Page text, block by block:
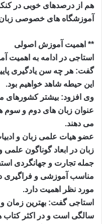
هم از درصدهای خوبی در
آموزشگاه های خصوصی زبان
** اهمیت آموزش اصولی
استاجی در ادامه به اهمیت
گفت: هر چه سن یادگیری
این حیطه شاهد خواهیم بود.
وی افزود: بیشتر کشورهای
عنوان زبان های دوم و
می دهند.
عضو هیات علمی زبان و
زبان در ابعاد گوناگون
جمله تجارت و جهانگردی
مناسب آموزشی و فراگیری
مورد نظر اهمیت دارد.
سالگی است و در اکثر کتاب